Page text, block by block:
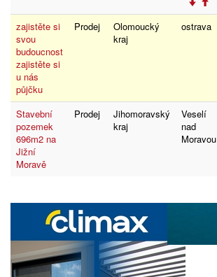
zajistěte si
svou
budoucnost
zajistěte si
u nás
půjčku
Prodej
Olomoucký
kraj
ostrava
Stavební
pozemek
696m2 na
Jižní
Moravě
Prodej
Jihomoravský
kraj
Veselí
nad
Moravou